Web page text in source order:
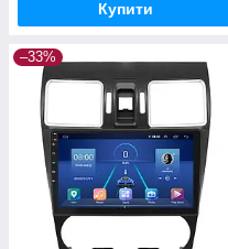
Купити
–33%